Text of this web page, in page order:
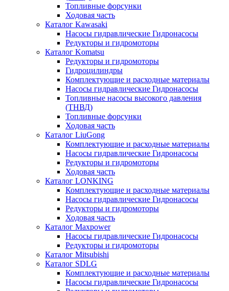
Топливные форсунки
Ходовая часть
Каталог Kawasaki
Насосы гидравлические Гидронасосы
Редукторы и гидромоторы
Каталог Komatsu
Редукторы и гидромоторы
Гидроцилиндры
Комплектующие и расходные материалы
Насосы гидравлические Гидронасосы
Топливные насосы высокого давления
(ТНВД)
Топливные форсунки
Ходовая часть
Каталог LiuGong
Комплектующие и расходные материалы
Насосы гидравлические Гидронасосы
Редукторы и гидромоторы
Ходовая часть
Каталог LONKING
Комплектующие и расходные материалы
Насосы гидравлические Гидронасосы
Редукторы и гидромоторы
Ходовая часть
Каталог Maxpower
Насосы гидравлические Гидронасосы
Редукторы и гидромоторы
Каталог Mitsubishi
Каталог SDLG
Комплектующие и расходные материалы
Насосы гидравлические Гидронасосы